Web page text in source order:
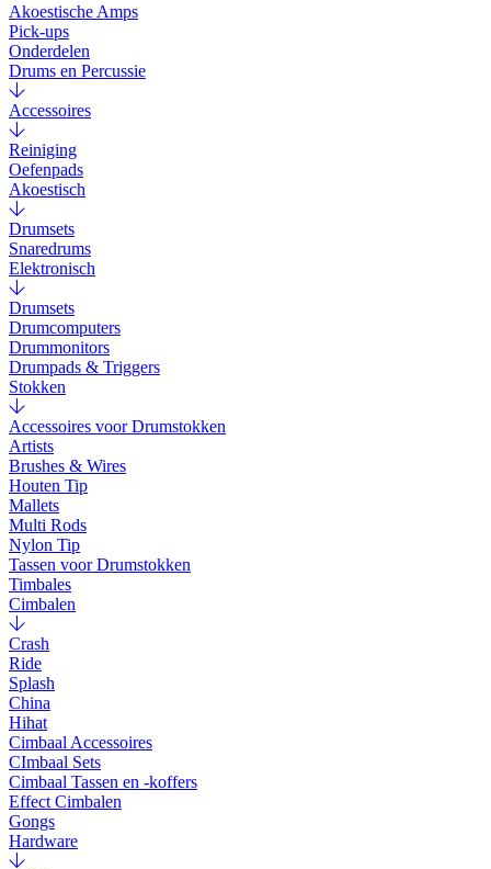
Akoestische Amps
Pick-ups
Onderdelen
Drums en Percussie
Accessoires
Reiniging
Oefenpads
Akoestisch
Drumsets
Snaredrums
Elektronisch
Drumsets
Drumcomputers
Drummonitors
Drumpads & Triggers
Stokken
Accessoires voor Drumstokken
Artists
Brushes & Wires
Houten Tip
Mallets
Multi Rods
Nylon Tip
Tassen voor Drumstokken
Timbales
Cimbalen
Crash
Ride
Splash
China
Hihat
Cimbaal Accessoires
CImbaal Sets
Cimbaal Tassen en -koffers
Effect Cimbalen
Gongs
Hardware